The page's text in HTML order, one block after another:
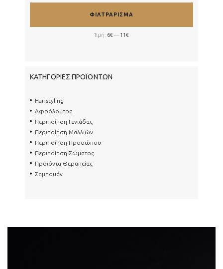
ΦΙΛΤΡΆΡΙΣΜΑ
Τιμή: 6€ —11€
ΚΑΤΗΓΟΡΊΕΣ ΠΡΟΪΌΝΤΩΝ
Hairstyling
Αφρόλουτρα
Περιποίηση Γενιάδας
Περιποίηση Μαλλιών
Περιποίηση Προσώπου
Περιποίηση Σώματος
Προϊόντα Θεραπείας
Σαμπουάν